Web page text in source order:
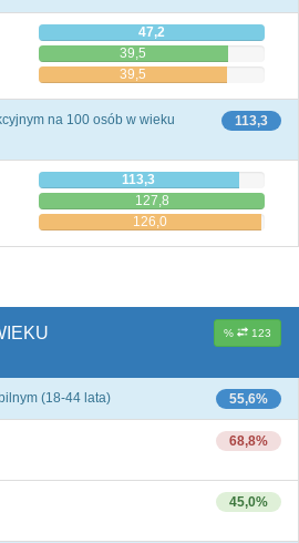
47,2
39,5
39,5
113,3
na 100 osób w wieku
113,3
127,8
126,0
% 123
55,6%
(18-44 lata)
68,8%
45,0%